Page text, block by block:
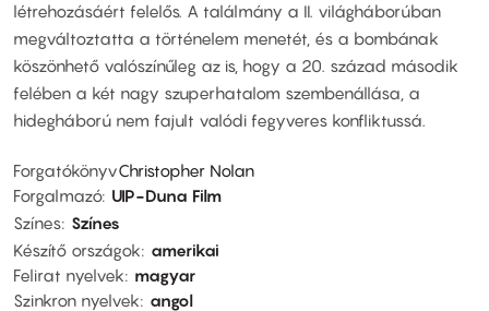
létrehozásáért felelős. A találmány a II. világháborúban
megváltoztatta a történelem menetét, és a bombának
köszönhető valószínűleg az is, hogy a 20. század második
felében a két nagy szuperhatalom szembenállása, a
hidegháború nem fajult valódi fegyveres konfliktussá.
ForgatókönyvChristopher Nolan
Forgalmazó UIP-Duna Film
Színes Színes
Készítő országok
amerikai
Felirat nyelvek
magyar
Szinkron nyelvek
angol